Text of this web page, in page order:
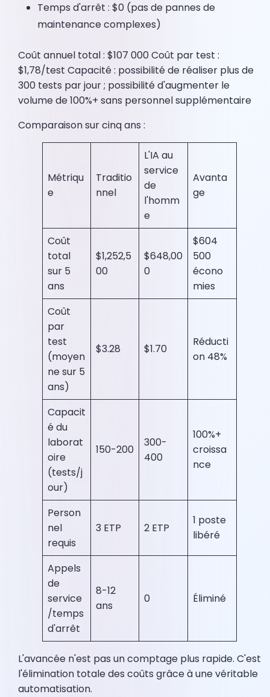
Temps d'arrêt : $0 (pas de pannes de
maintenance complexes)
Coût annuel total : $107 000 Coût par test :
$1,78/test Capacité : possibilité de réaliser plus de
300 tests par jour ; possibilité d'augmenter le
volume de 100%+ sans personnel supplémentaire
Comparaison sur cinq ans :
Métriqu
e
Traditio
nnel
L'IA au
service
de
l'homm
e
Avanta
ge
Coût
total
sur 5
ans
$1,252,5
00
$648,00
0
$604
500
écono
mies
Coût
par
test
(moyen
ne sur 5
ans)
$3.28 $1.70
Réducti
on 48%
Capacit
é du
laborat
oire
(tests/j
our)
150-200
300-
400
100%+
croissa
nce
Person
nel
requis
3 ETP 2 ETP
1 poste
libéré
Appels
de
service
/temps
d'arrêt
8-12
ans
0 Éliminé
L'avancée n'est pas un comptage plus rapide. C'est
l'élimination totale des coûts grâce à une véritable
automatisation.